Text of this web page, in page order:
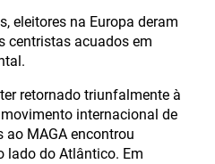
eleitores na Europa deram
centristas acuados em
retornado triunfalmente à
internacional de
MAGA encontrou
lado do Atlântico. Em